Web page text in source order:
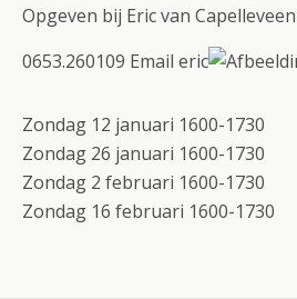
Opgeven bij Eric van
0653.260109 Email eric
Zondag 12 januari 1600-1730
Zondag 26 januari 1600-1730
Zondag 2 februari 1600-1730
Zondag 16 februari 1600-1730